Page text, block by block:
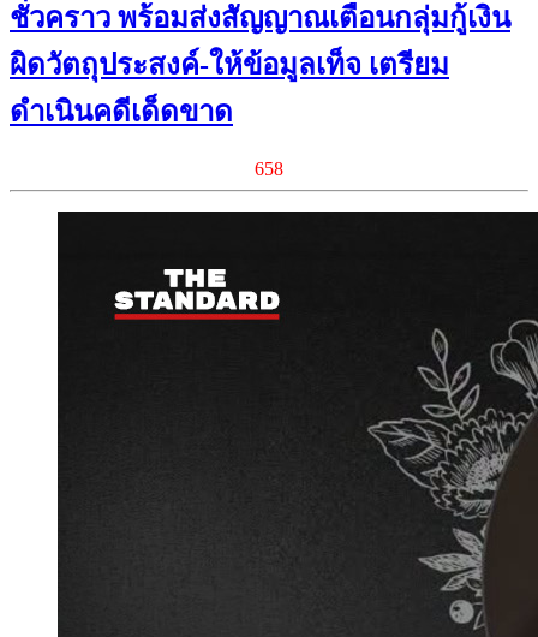
ชั่วคราว พร้อมส่งสัญญาณเตือนกลุ่มกู้เงิน
ผิดวัตถุประสงค์-ให้ข้อมูลเท็จ เตรียม
ดำเนินคดีเด็ดขาด
658